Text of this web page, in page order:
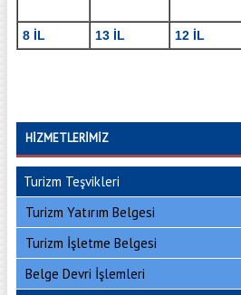
8 İL 13 İL 12 İL
HIZMETLERIMIZ
Turizm Teşvikleri
Turizm Yatırım Belgesi
Turizm İşletme Belgesi
Belge Devri İşlemleri